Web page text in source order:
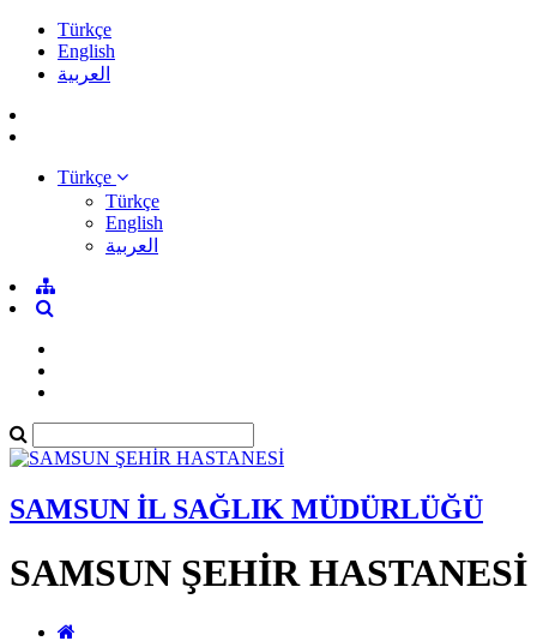
Türkçe
English
العربية
Türkçe
Türkçe
English
العربية
SAMSUN İL SAĞLIK MÜDÜRLÜĞÜ
SAMSUN ŞEHİR HASTANESİ